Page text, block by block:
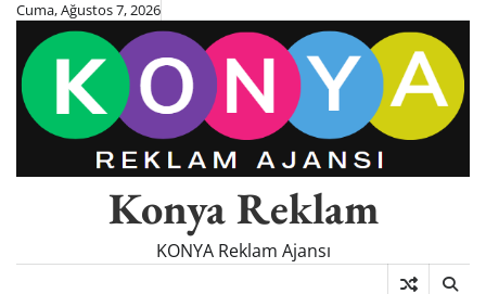
Skip
content
Cuma, Ağustos 7, 2026
Konya Reklam
KONYA Reklam Ajansı